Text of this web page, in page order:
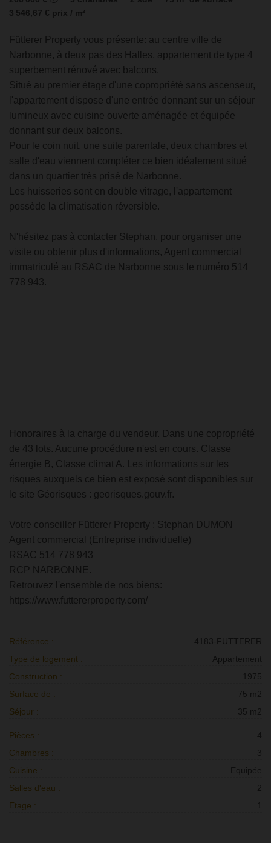
3 546,67 € prix / m²
Fütterer Property vous présente: au centre ville de
Narbonne, à deux pas des Halles, appartement de type 4
superbement rénové avec balcons.
Situé au premier étage d'une copropriété sans ascenseur,
l'appartement dispose d'une entrée donnant sur un séjour
lumineux avec cuisine ouverte aménagée et équipée
donnant sur deux balcons.
Pour le coin nuit, une suite parentale, deux chambres et
salle d'eau viennent compléter ce bien idéalement situé
dans un quartier très prisé de Narbonne.
Les huisseries sont en double vitrage, l'appartement
possède la climatisation réversible.
N'hésitez pas à contacter Stephan, pour organiser une
visite ou obtenir plus d'informations, Agent commercial
immatriculé au RSAC de Narbonne sous le numéro 514
778 943.
Honoraires à la charge du vendeur. Dans une copropriété
de 43 lots. Aucune procédure n'est en cours. Classe
énergie B, Classe climat A. Les informations sur les
risques auxquels ce bien est exposé sont disponibles sur
le site Géorisques : georisques.gouv.fr.
Votre conseiller Fütterer Property : Stephan DUMON
Agent commercial (Entreprise individuelle)
RSAC 514 778 943
RCP NARBONNE.
Retrouvez l'ensemble de nos biens:
https://www.futtererproperty.com/
Référence :
4183-FUTTERER
Type de logement :
Appartement
Construction :
1975
Surface de :
75 m2
Séjour :
35 m2
Pièces :
4
Chambres :
3
Cuisine :
Equipée
Salles d'eau :
2
Etage :